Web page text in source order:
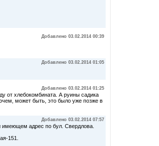
Добавлено 03.02.2014 00:39
Добавлено 03.02.2014 01:05
Добавлено 03.02.2014 01:25
от хлебокомбината. А руины садика
может быть, это было уже позже в
Добавлено 03.02.2014 07:57
имеющем адрес по бул. Свердлова.
151.